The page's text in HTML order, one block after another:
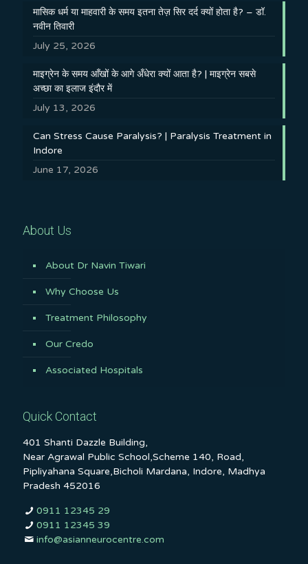
मासिक धर्म या माहवारी के समय इतना तेज़ सिर दर्द क्यों होता है? – डॉ.
नवीन तिवारी
July 25, 2026
माइग्रेन के समय आँखों के आगे अँधेरा क्यों आता है? | माइग्रेन सबसे
अच्छा का इलाज इंदौर में
July 13, 2026
Can Stress Cause Paralysis? | Paralysis Treatment in
Indore
June 17, 2026
About Us
About Dr Navin Tiwari
Why Choose Us
Treatment Philosophy
Our Credo
Associated Hospitals
Quick Contact
401 Shanti Dazzle Building,
Near Agrawal Public School,Scheme 140, Road,
Pipliyahana Square,Bicholi Mardana, Indore, Madhya
Pradesh 452016
0911 12345 29
0911 12345 39
info@asianneurocentre.com